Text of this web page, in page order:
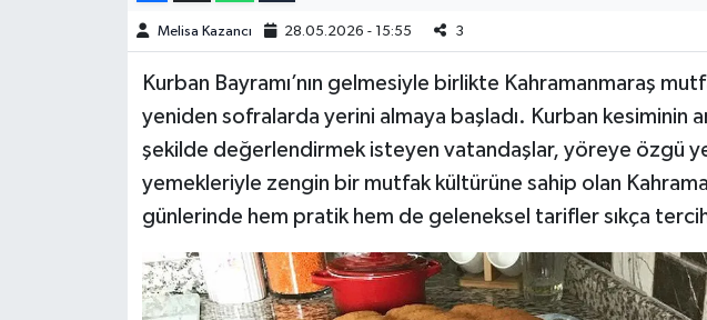
Melisa Kazancı 28.05.2026 - 15:55 3
Kurban Bayramı’nın gelmesiyle birlikte Kahramanmaraş
yeniden sofralarda yerini almaya başladı. Kurban kesiminin
şekilde değerlendirmek isteyen vatandaşlar, yöreye özgü
yemekleriyle zengin bir mutfak kültürüne sahip olan
günlerinde hem pratik hem de geleneksel tarifler sıkça